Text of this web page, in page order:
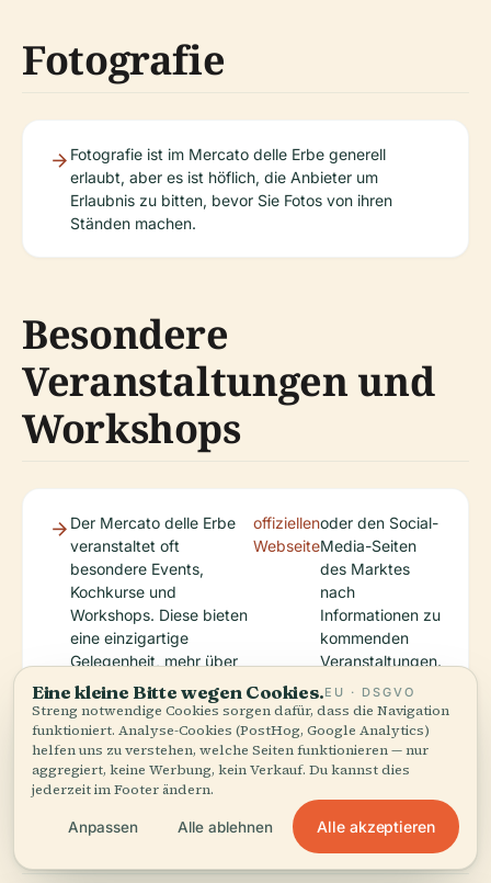
Fotografie
Fotografie ist im Mercato delle Erbe generell
erlaubt, aber es ist höflich, die Anbieter um
Erlaubnis zu bitten, bevor Sie Fotos von ihren
Ständen machen.
Besondere
Veranstaltungen und
Workshops
Der Mercato delle Erbe
veranstaltet oft
besondere Events,
Kochkurse und
Workshops. Diese bieten
eine einzigartige
Gelegenheit, mehr über
die Bologneser Küche
und Kultur zu erfahren.
Schauen Sie auf der
offiziellen
Webseite
oder den Social-
Media-Seiten
des Marktes
nach
Informationen zu
kommenden
Veranstaltungen.
Transport
Eine kleine Bitte wegen Cookies.EU · DSGVO
Streng notwendige Cookies sorgen dafür, dass die Navigation
funktioniert. Analyse-Cookies (PostHog, Google Analytics)
helfen uns zu verstehen, welche Seiten funktionieren — nur
aggregiert, keine Werbung, kein Verkauf. Du kannst dies
jederzeit im Footer ändern.
Anpassen Alle ablehnen Alle akzeptieren